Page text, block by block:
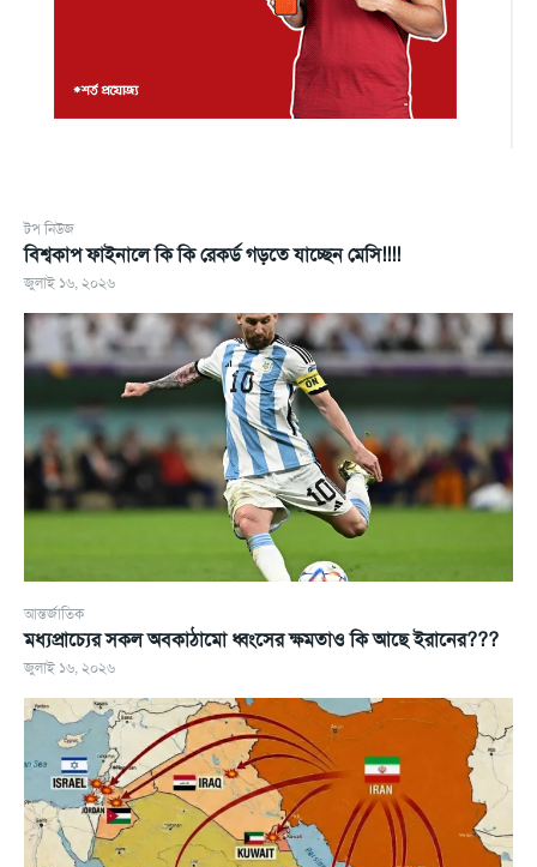
টপ নিউজ
বিশ্বকাপ ফাইনালে কি কি রেকর্ড গড়তে যাচ্ছেন মেসি!!!!
জুলাই ১৬, ২০২৬
আন্তর্জাতিক
মধ্যপ্রাচ্যের সকল অবকাঠামো ধ্বংসের ক্ষমতাও কি আছে ইরানের???
জুলাই ১৬, ২০২৬